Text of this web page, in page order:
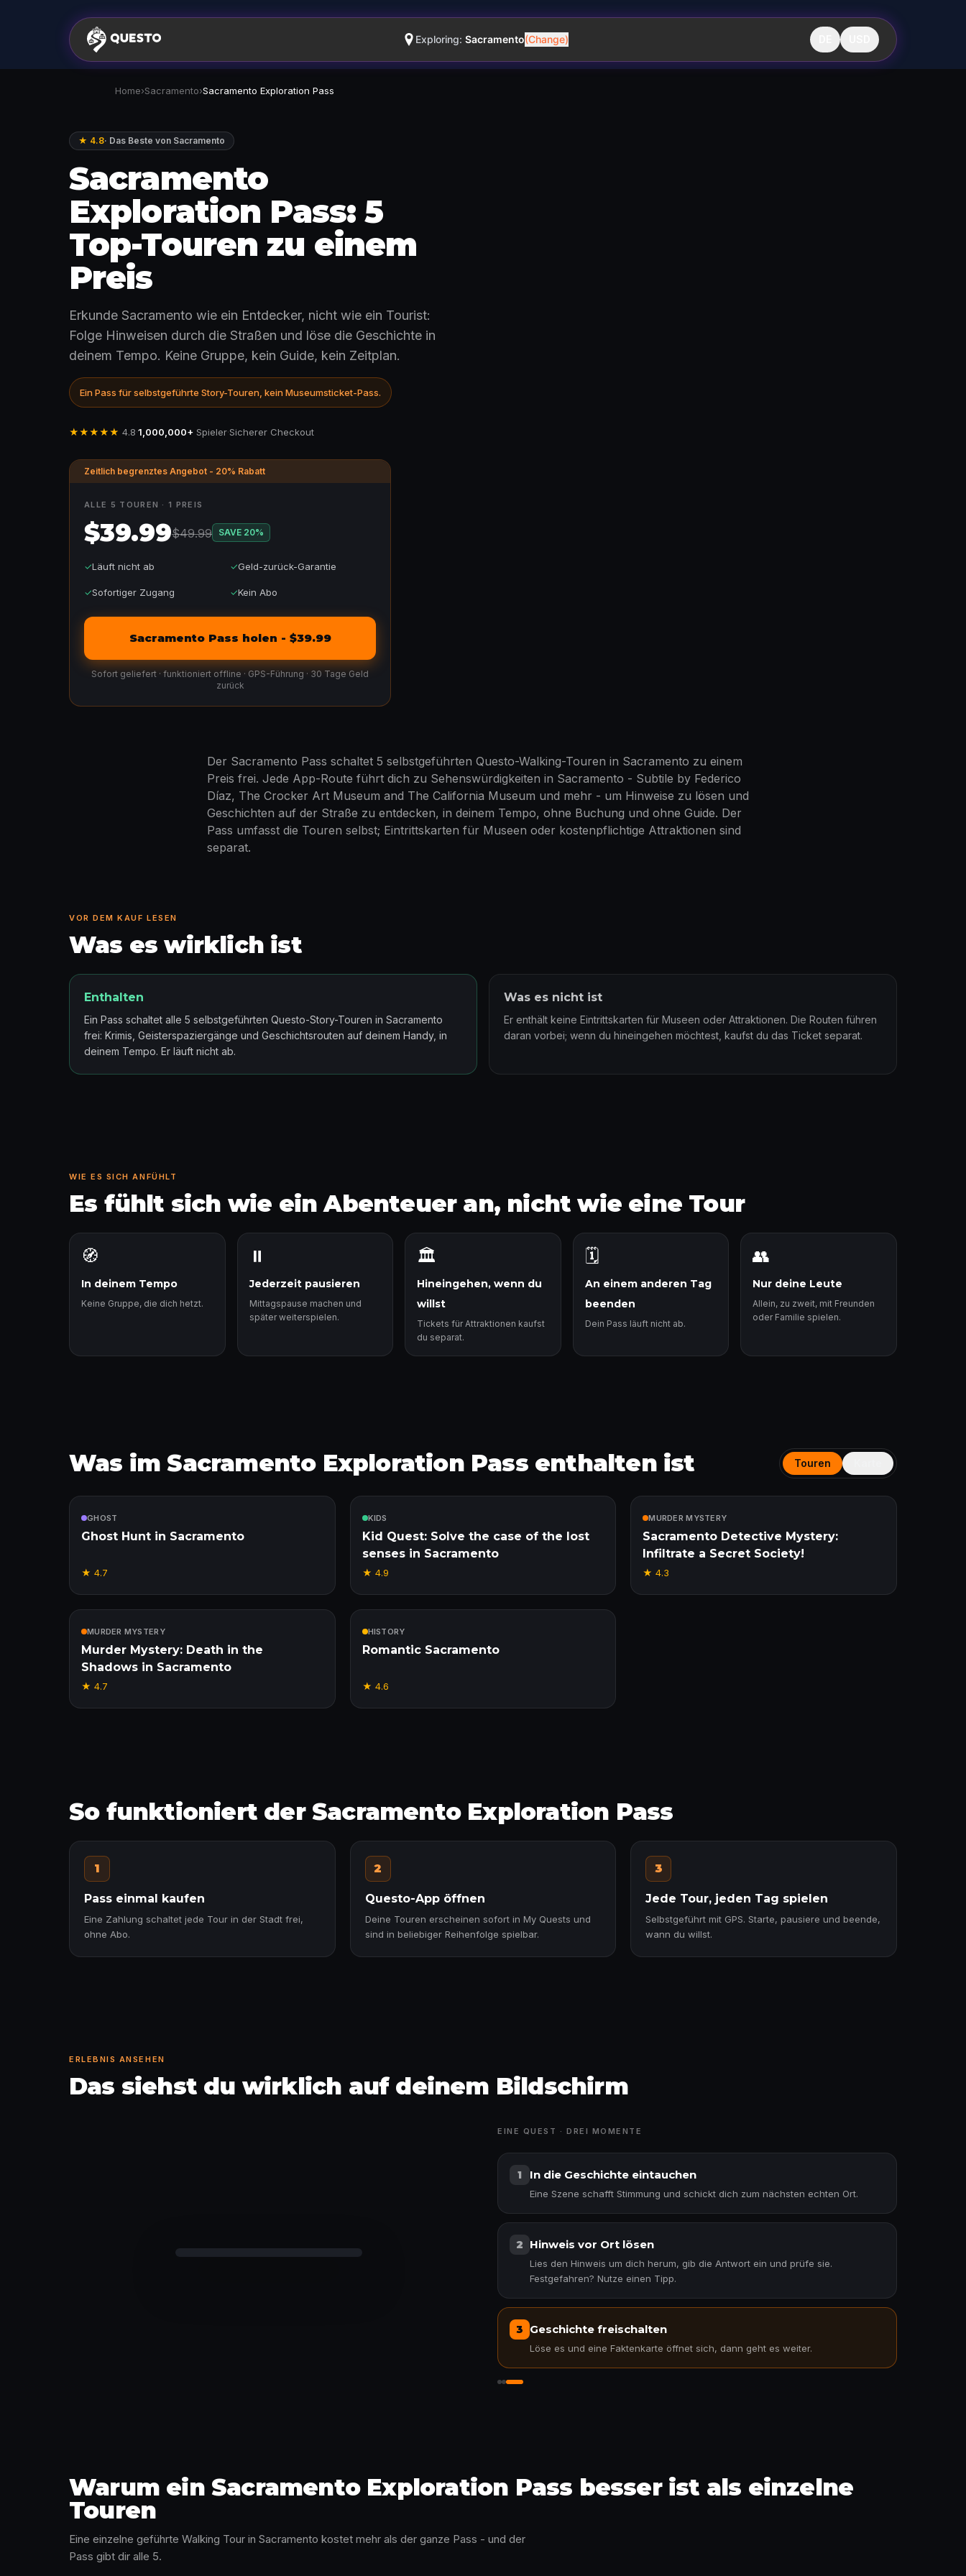
Exploring: Sacramento(Change)
Home›Sacramento›Sacramento Exploration Pass
★ 4.8· Das Beste von Sacramento
Sacramento
Exploration Pass: 5
Top-Touren zu einem
Preis
Erkunde Sacramento wie ein Entdecker, nicht wie ein Tourist:
Folge Hinweisen durch die Straßen und löse die Geschichte in
deinem Tempo. Keine Gruppe, kein Guide, kein Zeitplan.
Ein Pass für selbstgeführte Story-Touren, kein Museumsticket-Pass.
★★★★★ 4.8·1,000,000+ Spieler·Sicherer Checkout
Zeitlich begrenztes Angebot - 20% Rabatt
ALLE 5 TOUREN · 1 PREIS
$39.99$49.99 SAVE 20%
✓Läuft nicht ab ✓Geld-zurück-Garantie
✓Sofortiger Zugang ✓Kein Abo
Sacramento Pass holen - $39.99
Sofort geliefert · funktioniert offline · GPS-Führung · 30 Tage Geld
zurück
Der Sacramento Pass schaltet 5 selbstgeführten Questo-Walking-Touren in Sacramento zu einem
Preis frei. Jede App-Route führt dich zu Sehenswürdigkeiten in Sacramento - Subtile by Federico
Díaz, The Crocker Art Museum and The California Museum und mehr - um Hinweise zu lösen und
Geschichten auf der Straße zu entdecken, in deinem Tempo, ohne Buchung und ohne Guide. Der
Pass umfasst die Touren selbst; Eintrittskarten für Museen oder kostenpflichtige Attraktionen sind
separat.
VOR DEM KAUF LESEN
Was es wirklich ist
Enthalten
Ein Pass schaltet alle 5 selbstgeführten Questo-Story-Touren in Sacramento
frei: Krimis, Geisterspaziergänge und Geschichtsrouten auf deinem Handy, in
deinem Tempo. Er läuft nicht ab.
Was es nicht ist
Er enthält keine Eintrittskarten für Museen oder Attraktionen. Die Routen führen
daran vorbei; wenn du hineingehen möchtest, kaufst du das Ticket separat.
WIE ES SICH ANFÜHLT
Es fühlt sich wie ein Abenteuer an, nicht wie eine Tour
🧭
In deinem Tempo
Keine Gruppe, die dich hetzt.
⏸️
Jederzeit pausieren
Mittagspause machen und
später weiterspielen.
🏛️
Hineingehen, wenn du
willst
Tickets für Attraktionen kaufst
du separat.
🗓️
An einem anderen Tag
beenden
Dein Pass läuft nicht ab.
👥
Nur deine Leute
Allein, zu zweit, mit Freunden
oder Familie spielen.
Was im Sacramento Exploration Pass enthalten ist Touren
GHOST
Ghost Hunt in Sacramento
★ 4.7
KIDS
Kid Quest: Solve the case of the lost
senses in Sacramento
★ 4.9
MURDER MYSTERY
Sacramento Detective Mystery:
Infiltrate a Secret Society!
★4.3
MURDER MYSTERY
Murder Mystery: Death in the
Shadows in Sacramento
★ 4.7
HISTORY
Romantic Sacramento
★ 4.6
So funktioniert der Sacramento Exploration Pass
1
Pass einmal kaufen
Eine Zahlung schaltet jede Tour in der Stadt frei,
ohne Abo.
2
Questo-App öffnen
Deine Touren erscheinen sofort in My Quests und
sind in beliebiger Reihenfolge spielbar.
3
Jede Tour, jeden Tag spielen
Selbstgeführt mit GPS. Starte, pausiere und beende,
wann du willst.
ERLEBNIS ANSEHEN
Das siehst du wirklich auf deinem Bildschirm
EINE QUEST · DREI MOMENTE
1 In die Geschichte eintauchen
Eine Szene schafft Stimmung und schickt dich zum nächsten echten Ort.
2 Hinweis vor Ort lösen
Lies den Hinweis um dich herum, gib die Antwort ein und prüfe sie.
Festgefahren? Nutze einen Tipp.
3 Geschichte freischalten
Löse es und eine Faktenkarte öffnet sich, dann geht es weiter.
Warum ein Sacramento Exploration Pass besser ist als einzelne
Touren
Eine einzelne geführte Walking Tour in Sacramento kostet mehr als der ganze Pass - und der
Pass gibt dir alle 5.